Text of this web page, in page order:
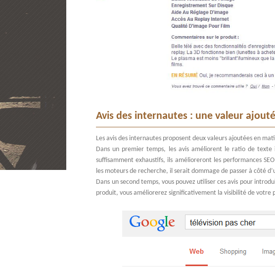
Avis des internautes : une valeur
Les avis des internautes proposent deux valeurs ajoutées en
Dans un premier temps, les avis améliorent le ratio de
suffisamment exhaustifs, ils amélioreront les performances
les moteurs de recherche, il serait dommage de passer à côté
Dans un second temps, vous pouvez utiliser ces avis pour
produit, vous améliorerez significativement la visibilité de votre